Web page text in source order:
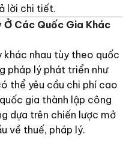
lời chi tiết.
Ở Các Quốc Gia Khác
khác nhau tùy theo quốc
pháp lý phát triển như
thể yêu cầu chi phí cao
gia thành lập công
dựa trên chiến lược mở
về thuế, pháp lý.